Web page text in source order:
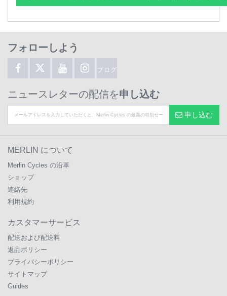
フォローしよう
ブログ
ニュースレターの配信を申し込む
申し込む
MERLIN について
Merlin Cycles の沿革
ショップ
連絡先
利用規約
カスタマーサービス
配送および配送料
返品ポリシー
プライバシーポリシー
サイトマップ
Guides